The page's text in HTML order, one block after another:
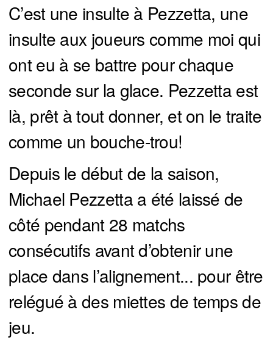
C’est une insulte à Pezzetta, une
insulte aux joueurs comme moi qui
ont eu à se battre pour chaque
seconde sur la glace. Pezzetta est
là, prêt à tout donner, et on le traite
comme un bouche-trou!
Depuis le début de la saison,
Michael Pezzetta a été laissé de
côté pendant 28 matchs
consécutifs avant d’obtenir une
place dans l’alignement... pour être
relégué à des miettes de temps de
jeu.